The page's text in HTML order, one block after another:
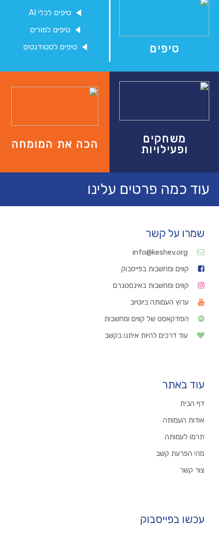
הכה את המומחה
טיפים
טיפים לכלי AI
טיפים למורים
טיפים לסטודנטים
משחקים
ופעילויות
הכה את המומחה
עוד כמה פרטים עלינו
שמרו על קשר
קווים ומחשבות בפייסבוק
קווים ומחשבות באינסטגרם
ערוץ העמותה ביוטיוב
הפודקאסט של קווים ומחשבות
עוד דרכים להיות איתנו בקשב
עוד באתר
דף הבית
אודות העמותה
תרמו לעמותה
מהי הפרעת קשב
צור קשר
עכשו בפייסבוק